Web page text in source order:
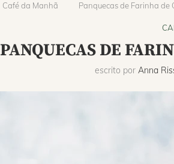
Café da Manhã Panquecas de Farinha de
PANQUECAS DE
escrito por Anna